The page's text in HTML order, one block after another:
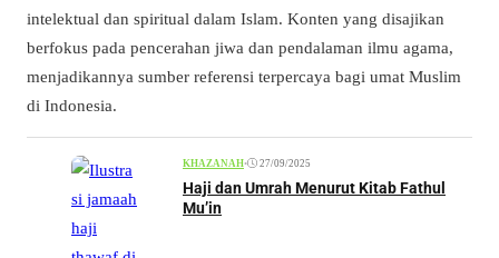
intelektual dan spiritual dalam Islam. Konten yang disajikan
berfokus pada pencerahan jiwa dan pendalaman ilmu agama,
menjadikannya sumber referensi terpercaya bagi umat Muslim
di Indonesia.
KHAZANAH• 27/09/2025
Haji dan Umrah Menurut Kitab Fathul
Mu’in